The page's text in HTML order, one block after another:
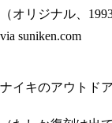
（オリジナル、
via suniken.com
ナイキのアウトド